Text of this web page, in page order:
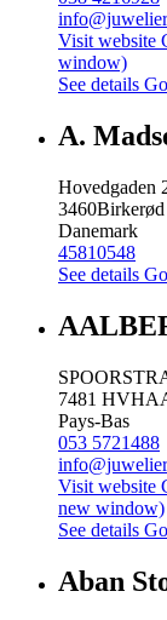
Visit website
window)
See details
A.
Hovedgaden
3460Birkerød
Danemark
45810548
See details
7481 HV
Pays-Bas
053 5721488
Visit website
new window)
See details
Aban